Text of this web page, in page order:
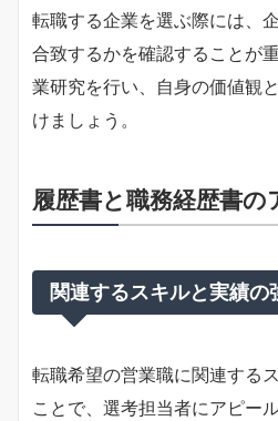
転職する企業を選ぶ際には、
合致するかを確認することが
業研究を行い、自身の価値観
けましょう。
履歴書と職務経歴書の
関連するスキルと実績の
転職希望の営業職に関連する
ことで、選考担当者にアピー